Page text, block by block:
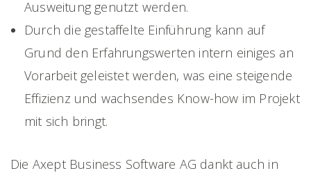
Ausweitung genutzt werden.
Durch die gestaffelte Einführung kann auf
Grund den Erfahrungswerten intern einiges an
Vorarbeit geleistet werden, was eine steigende
Effizienz und wachsendes Know-how im Projekt
mit sich bringt.
Die Axept Business Software AG dankt auch in